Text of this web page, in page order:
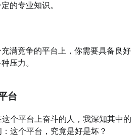
的专业知识。
满竞争的平台上，你需要具备良好
压力。
台
个平台上奋斗的人，我深知其中的
这个平台，究竟是好是坏？